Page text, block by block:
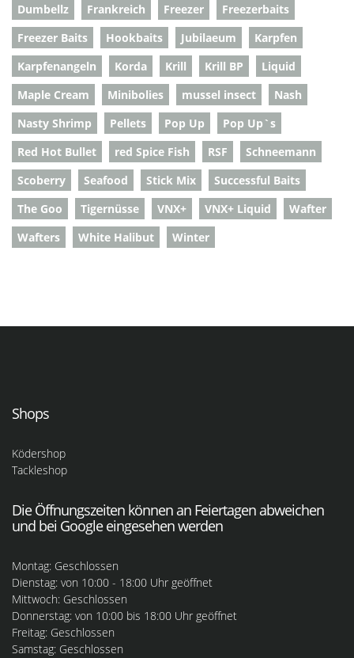
Dumbellz
Frankreich Freezer
Freezerbaits
Freezer Baits
Hookbaits Jubilaeum
Karpfen
Karpfenangeln
Korda Krill Krill BP
Liquid
Maple Cream
Minibolies mussel insect
Nash
Nasty Shrimp
Pellets Pop Up
Pop Up`s
Red Hot Bullet
red Spice Fish RSF
Schneemann
Scoberry
Seafood Stick Mix
Successful Baits
The Goo
Tigernüsse VNX+ VNX+ Liquid
Wafter
Wafters
White Halibut Winter
Shops
Ködershop
Tackleshop
Die Öffnungszeiten können an Feiertagen abweichen
und bei Google eingesehen werden
Montag: Geschlossen
Dienstag: von 10:00 - 18:00 Uhr geöffnet
Mittwoch: Geschlossen
Donnerstag: von 10:00 bis 18:00 Uhr geöffnet
Freitag: Geschlossen
Samstag: Geschlossen